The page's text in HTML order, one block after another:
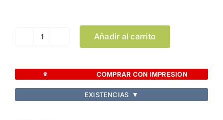
Soporte
cantidad
Añadir al carrito
COMPRAR CON IMPRESION
EXISTENCIAS ▼